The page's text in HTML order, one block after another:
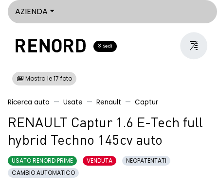
AZIENDA
Sedi
Mostra le 17 foto
Ricerca auto Usate Renault Captur
RENAULT Captur 1.6 E-Tech full
hybrid Techno 145cv auto
USATO RENORD PRIME VENDUTA
NEOPATENTATI
CAMBIO AUTOMATICO